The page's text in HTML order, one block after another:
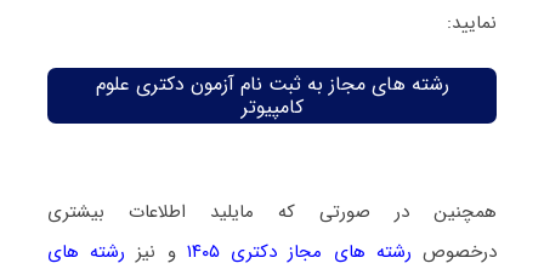
نمایید:
رشته های مجاز به ثبت نام آزمون دکتری علوم
کامپیوتر
همچنین در صورتی که مایلید اطلاعات بیشتری
درخصوص رشته های مجاز دکتری ۱۴۰۵ و نیز رشته های